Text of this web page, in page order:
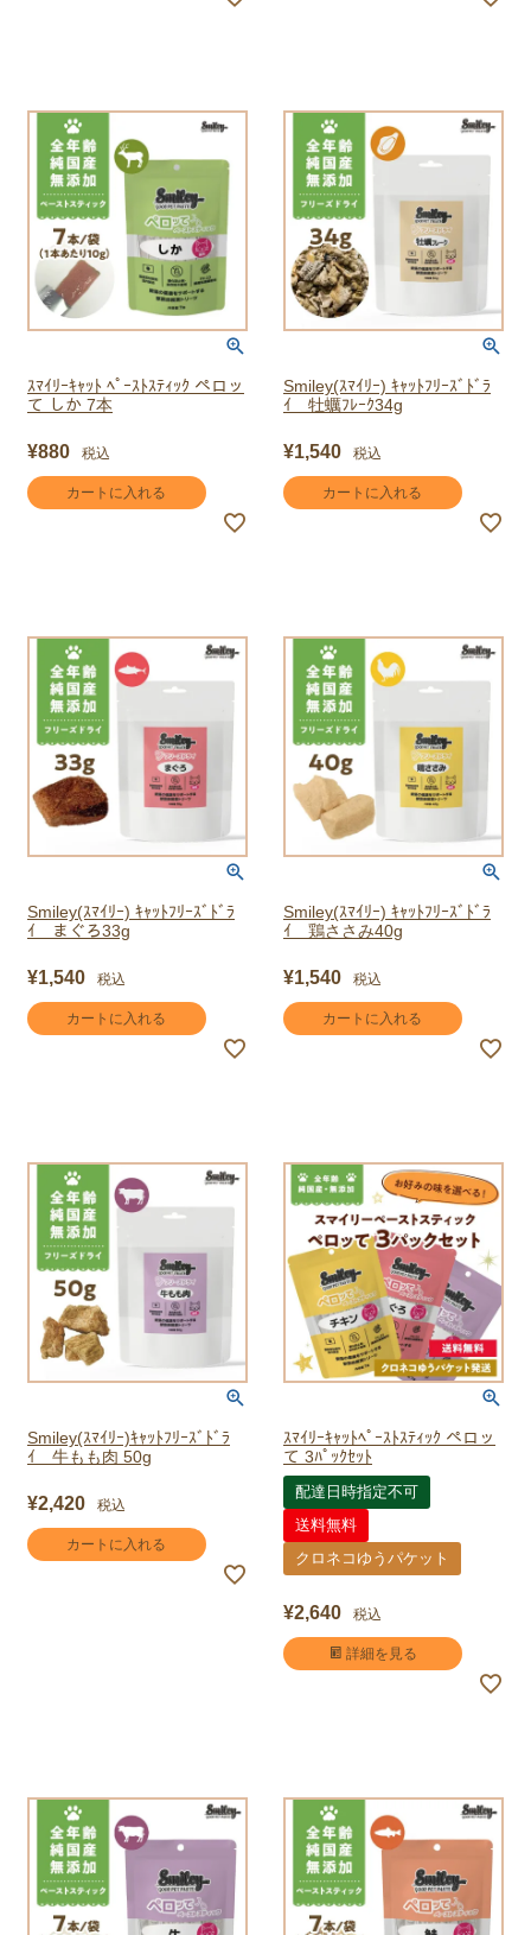
ｽﾏｲﾘｰｷｬｯﾄ ﾍﾟｰｽﾄｽﾃｨｯｸ ペロッ
て しか 7本
¥880 税込
カートに入れる
Smiley(ｽﾏｲﾘｰ) ｷｬｯﾄﾌﾘｰｽﾞﾄﾞﾗ
ｲ 牡蠣ﾌﾚｰｸ34g
¥1,540 税込
カートに入れる
Smiley(ｽﾏｲﾘｰ) ｷｬｯﾄﾌﾘｰｽﾞﾄﾞﾗ
ｲ まぐろ33g
¥1,540 税込
カートに入れる
Smiley(ｽﾏｲﾘｰ) ｷｬｯﾄﾌﾘｰｽﾞﾄﾞﾗ
ｲ 鶏ささみ40g
¥1,540 税込
カートに入れる
Smiley(ｽﾏｲﾘｰ)ｷｬｯﾄﾌﾘｰｽﾞﾄﾞﾗ
ｲ 牛もも肉 50g
¥2,420 税込
カートに入れる
ｽﾏｲﾘｰｷｬｯﾄﾍﾟｰｽﾄｽﾃｨｯｸ ペロッ
て 3ﾊﾟｯｸｾｯﾄ
配達日時指定不可
送料無料
クロネコゆうパケット
¥2,640 税込
詳細を見る